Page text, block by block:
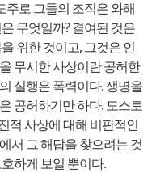
주로 그들의 조직은 와해
무엇일까? 결여된 것은
위한 것이고, 그것은 인
무시한 사상이란 공허한
실행은 폭력이다. 생명을
공허하기만 하다. 도스토
적 사상에 대해 비판적인
서 그 해답을 찾으려는 것
하게 보일 뿐이다.